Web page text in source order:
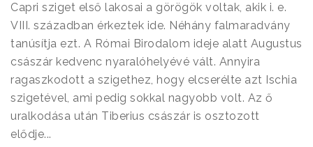
Capri sziget első lakosai a görögök voltak, akik i. e.
VIII. században érkeztek ide. Néhány falmaradvány
tanúsítja ezt. A Római Birodalom ideje alatt Augustus
császár kedvenc nyaralóhelyévé vált. Annyira
ragaszkodott a szigethez, hogy elcserélte azt Ischia
szigetével, ami pedig sokkal nagyobb volt. Az ő
uralkodása után Tiberius császár is osztozott
elődje...